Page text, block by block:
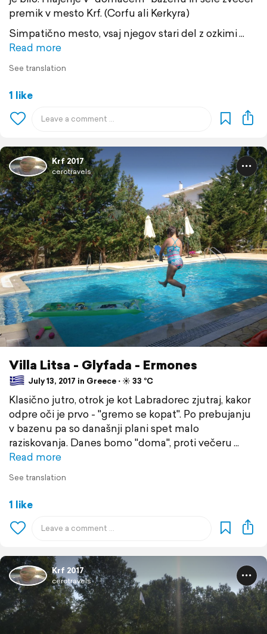
premik v mesto Krf. (Corfu ali Kerkyra)
Simpatično mesto, vsaj njegov stari del z ozkimi
Read more
See translation
1 like
Krf 2017
cerotravels
Villa Litsa - Glyfada - Ermones
July 13, 2017 in Greece ⋅ ☀️ 33 °C
Klasično jutro, otrok je kot Labradorec zjutraj, kakor
odpre oči je prvo - "gremo se kopat". Po prebujanju
v bazenu pa so današnji plani spet malo
raziskovanja. Danes bomo "doma", proti večeru
Read more
See translation
1 like
Krf 2017
cerotravels